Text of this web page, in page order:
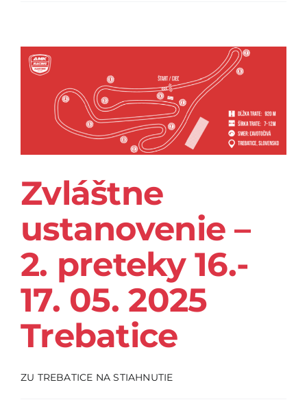
Zvláštne
ustanovenie –
2. preteky 16.-
17. 05. 2025
Trebatice
ZU TREBATICE NA STIAHNUTIE